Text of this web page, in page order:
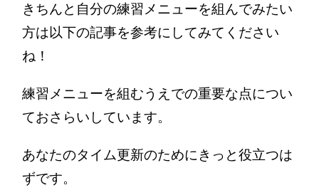
きちんと自分の練習メニューを組んでみたい
方は以下の記事を参考にしてみてください
ね！
練習メニューを組むうえでの重要な点につい
ておさらいしています。
あなたのタイム更新のためにきっと役立つは
ずです。